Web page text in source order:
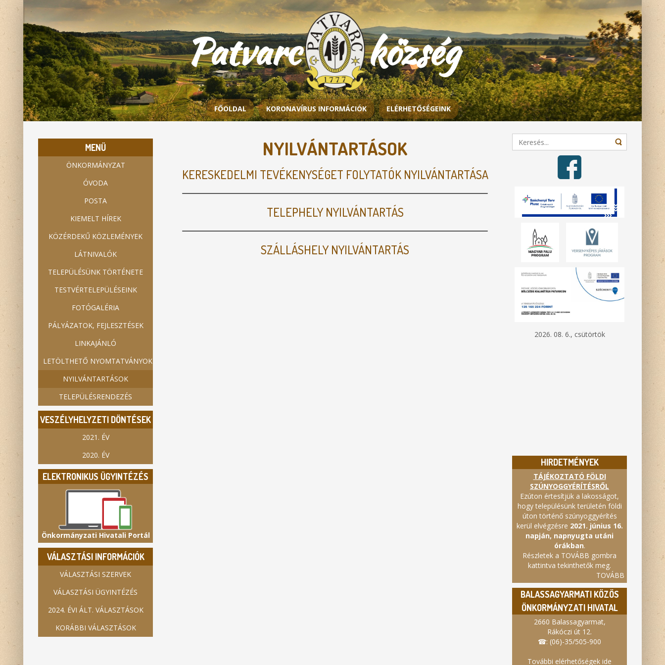
Patvarc község
FŐOLDAL KORONAVÍRUS INFORMÁCIÓK ELÉRHETŐSÉGEINK
MENÜ
ÖNKORMÁNYZAT
ÓVODA
POSTA
KIEMELT HÍREK
KÖZÉRDEKŰ KÖZLEMÉNYEK
LÁTNIVALÓK
TELEPÜLÉSÜNK TÖRTÉNETE
TESTVÉRTELEPÜLÉSEINK
FOTÓGALÉRIA
PÁLYÁZATOK, FEJLESZTÉSEK
LINKAJÁNLÓ
LETÖLTHETŐ NYOMTATVÁNYOK
NYILVÁNTARTÁSOK
TELEPÜLÉSRENDEZÉS
VESZÉLYHELYZETI DÖNTÉSEK
2021. ÉV
2020. ÉV
ELEKTRONIKUS ÜGYINTÉZÉS
Önkormányzati Hivatali Portál
VÁLASZTÁSI INFORMÁCIÓK
VÁLASZTÁSI SZERVEK
VÁLASZTÁSI ÜGYINTÉZÉS
2024. ÉVI ÁLT. VÁLASZTÁSOK
KORÁBBI VÁLASZTÁSOK
NYILVÁNTARTÁSOK
KERESKEDELMI TEVÉKENYSÉGET FOLYTATÓK NYILVÁNTARTÁSA
TELEPHELY NYILVÁNTARTÁS
SZÁLLÁSHELY NYILVÁNTARTÁS
2026. 08. 6., csütörtök
HIRDETMÉNYEK
TÁJÉKOZTATÓ FÖLDI
SZÚNYOGGYÉRÍTÉSRŐL
Ezúton értesítjük a lakosságot,
hogy településünk területén földi
úton történő szúnyoggyérítés
kerül elvégzésre 2021. június 16.
napján, napnyugta utáni
órákban.
Részletek a TOVÁBB gombra
kattintva tekinthetők meg.
TOVÁBB
BALASSAGYARMATI KÖZÖS
ÖNKORMÁNYZATI HIVATAL
2660 Balassagyarmat,
Rákóczi út 12.
☎: (06)-35/505-900
További elérhetőségek ide